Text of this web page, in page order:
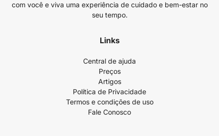
com você e viva uma experiência de cuidado e bem-estar no
seu tempo.
Links
Central de ajuda
Preços
Artigos
Política de Privacidade
Termos e condições de uso
Fale Conosco